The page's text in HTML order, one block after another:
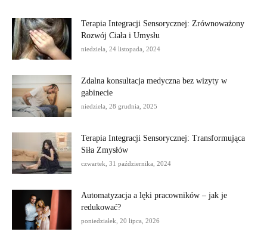
Terapia Integracji Sensorycznej: Zrównoważony
Rozwój Ciała i Umysłu
niedziela, 24 listopada, 2024
Zdalna konsultacja medyczna bez wizyty w
gabinecie
niedziela, 28 grudnia, 2025
Terapia Integracji Sensorycznej: Transformująca
Siła Zmysłów
czwartek, 31 października, 2024
Automatyzacja a lęki pracowników – jak je
redukować?
poniedziałek, 20 lipca, 2026